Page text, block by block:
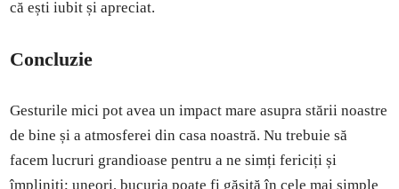
că ești iubit și apreciat.
Concluzie
Gesturile mici pot avea un impact mare asupra stării noastre
de bine și a atmosferei din casa noastră. Nu trebuie să
facem lucruri grandioase pentru a ne simți fericiți și
împliniți; uneori, bucuria poate fi găsită în cele mai simple